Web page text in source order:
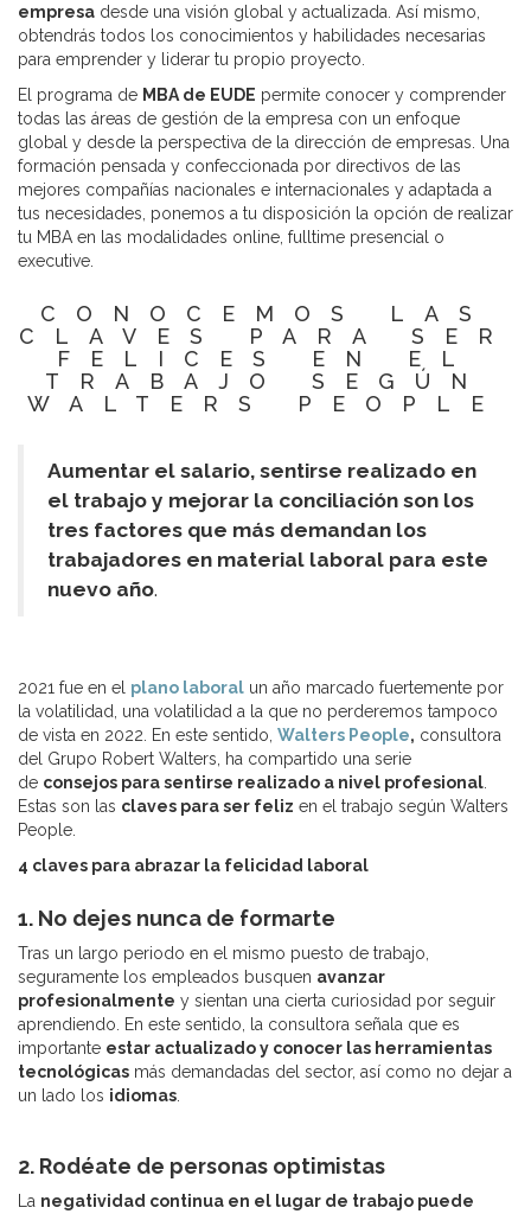
empresa desde una visión global y actualizada. Así mismo,
obtendrás todos los conocimientos y habilidades necesarias
para emprender y liderar tu propio proyecto.
El programa de MBA de EUDE permite conocer y comprender
todas las áreas de gestión de la empresa con un enfoque
global y desde la perspectiva de la dirección de empresas. Una
formación pensada y confeccionada por directivos de las
mejores compañías nacionales e internacionales y adaptada a
tus necesidades, ponemos a tu disposición la opción de realizar
tu MBA en las modalidades online, fulltime presencial o
executive.
CONOCEMOS LAS
CLAVES PARA SER
FELICES EN EL
TRABAJO SEGÚN
WALTERS PEOPLE
Aumentar el salario, sentirse realizado en
el trabajo y mejorar la conciliación son los
tres factores que más demandan los
trabajadores en material laboral para este
nuevo año.
2021 fue en el plano laboral un año marcado fuertemente por
la volatilidad, una volatilidad a la que no perderemos tampoco
de vista en 2022. En este sentido, Walters People, consultora
del Grupo Robert Walters, ha compartido una serie
de consejos para sentirse realizado a nivel profesional.
Estas son las claves para ser feliz en el trabajo según Walters
People.
4 claves para abrazar la felicidad laboral
1. No dejes nunca de formarte
Tras un largo periodo en el mismo puesto de trabajo,
seguramente los empleados busquen avanzar
profesionalmente y sientan una cierta curiosidad por seguir
aprendiendo. En este sentido, la consultora señala que es
importante estar actualizado y conocer las herramientas
tecnológicas más demandadas del sector, así como no dejar a
un lado los idiomas.
2. Rodéate de personas optimistas
La negatividad continua en el lugar de trabajo puede